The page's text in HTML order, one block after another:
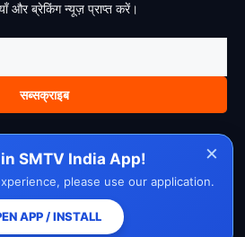
और ब्रेकिंग न्यूज़ प्राप्त करें।
सब्सक्राइब
Privacy PolicyCookie Policy
Refund PolicyTerms & Conditions
×
in SMTV India App!
please use our application.
APP / INSTALL